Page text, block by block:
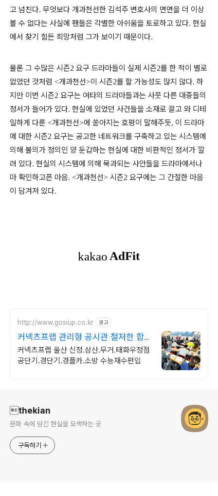
고 넘친다. 무엇보다 개과천선한 김석주 변호사의 면면을 더 이상
볼 수 없다는 사실에 팬들은 각별한 아쉬움을 토로하고 있다. 현실
에서 찾기 힘든 희망처럼 그가 보이기 때문이다.
물론 그 수많은 시즌2 요구 드라마들이 실제 시즌2를 한 적이 별로
없었던 것처럼 <개과천선>이 시즌2를 할 가능성도 많지 않다. 하
지만 이번 시즌2 요구는 여타의 드라마들과는 사뭇 다른 대중들의
정서가 들어가 있다. 현실에 있었던 사건들을 소재로 끌고 와 디테
일하게 다룬 <개과천선>에 쏟아지는 호평이 말해주듯, 이 드라마
에 대한 시즌2 요구는 공고한 네트워크를 구축하고 있는 시스템에
의해 불의가 정의인 양 둔갑하는 현실에 대한 비판적인 정서가 깔
려 있다. 현실의 시스템에 의해 묵과되는 사안들을 드라마에서나
마 확인하고픈 마음. <개과천선> 시즌2 요구에는 그 간절한 마음
이 담겨져 있다.
http://www.gosiup.co.kr 광고
커넥츠프랩 관리형 공시관 철저한 합격
관리집중형 시스템
커넥츠프랩 울산 신정.삼산.무거.태화우정점
공단기.경단기.경폴카.소방 수능재수편입
thekian
문화 속에 담긴 현실을 모색하는 곳
구독하기